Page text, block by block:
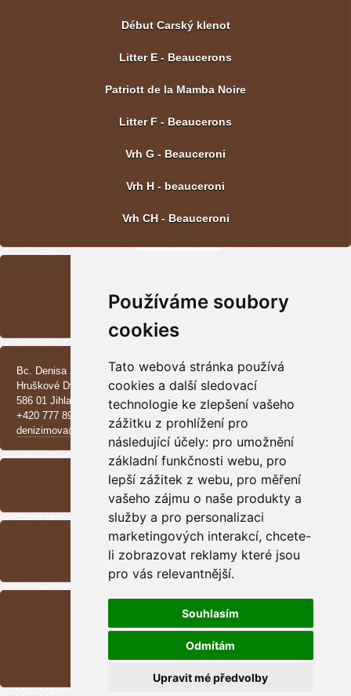
Používáme soubory
cookies
Tato webová stránka používá
cookies a další sledovací
technologie ke zlepšení vašeho
zážitku z prohlížení pro
následující účely: pro umožnění
základní funkčnosti webu, pro
lepší zážitek z webu, pro měření
vašeho zájmu o naše produkty a
služby a pro personalizaci
marketingových interakcí, chcete-
li zobrazovat reklamy které jsou
pro vás relevantnější.
Souhlasím
Odmítám
Upravit mé předvolby
Début Carský klenot
Litter E - Beaucerons
Patriott de la Mamba Noire
Litter F - Beaucerons
Vrh G - Beauceroni
Vrh H - beauceroni
Vrh CH - Beauceroni
Bc. Denisa Zimová
Hruškové Dvory 370 E
586 01 Jihlava
+420 777 890 137
denizimova@seznam.cz
ARCHIVE
<< September / 2025 >>
RSS
Overview of sources
1701002
Month:
43171
591